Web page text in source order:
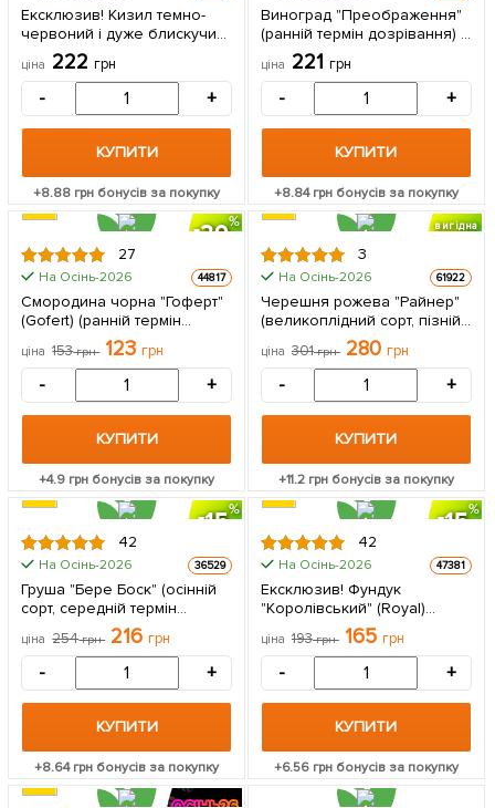
Ексклюзив! Кизил темно-
червоний і дуже блискучий
"Турмалін" (Tourmaline)
(преміальний, дуже
врожайний сорт) 1
саджанець в упаковці
ціна 222грн
- +
КУПИТИ
+8.88 грн бонусів за покупку
Виноград "Преображення"
(ранній термін дозрівання) 1
саджанець в упаковці
ціна 221 грн
- +
КУПИТИ
+8.84грн бонусів за покупку
20
27
На Осінь-2026 44817
Смородина чорна "Гоферт"
(Gofert) (ранній термін
дозрівання,
високоврожайний сорт) 1
саджанець в упаковці
ціна 153грн 123 грн
- +
КУПИТИ
+4.9 грн бонусів за покупку
вигідна
3
На Осінь-2026 61922
Черешня рожева "Райнер"
(великоплідний сорт, пізній
термін дозрівання) 1
саджанець в упаковці
ціна 301грн 280 грн
- +
КУПИТИ
+11.2 грн бонусів за покупку
15
42
На Осінь-2026 36529
Груша "Бере Боск" (осінній
сорт, середній термін
дозрівання) 1 саджанець в
упаковці
ціна 254грн 216 грн
- +
КУПИТИ
+8.64грн бонусів за покупку
15
42
На Осінь-2026 47381
Ексклюзив! Фундук
"Королівський" (Royal)
(преміальний,
високоврожайний сорт,
середнього терміну
дозрівання, садити по 2 шт)
1 саджанець в упаковці
ціна 193грн 165 грн
- +
КУПИТИ
+6.56 грн бонусів за покупку